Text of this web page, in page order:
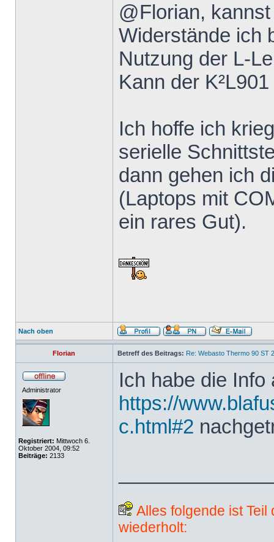
@Florian,
Widerstände ich
Nutzung der L-
Kann der
Ich hoffe ich
serielle
dann gehen ich
(Laptops mit
ein rares Gut).
Nach oben
Florian Betreff des Beitrags: Re: Webasto Thermo 90 ST
Administrator
Registriert: Mittwoch 6.
Oktober 2004, 09:52
Beiträge: 2133
Ich habe die Info
https://
c.html#2
Alles folgende ist
wiederholt: